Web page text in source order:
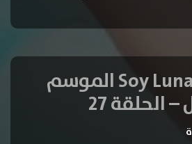
مسلسل Soy Luna الموسم
– الحلقة 27